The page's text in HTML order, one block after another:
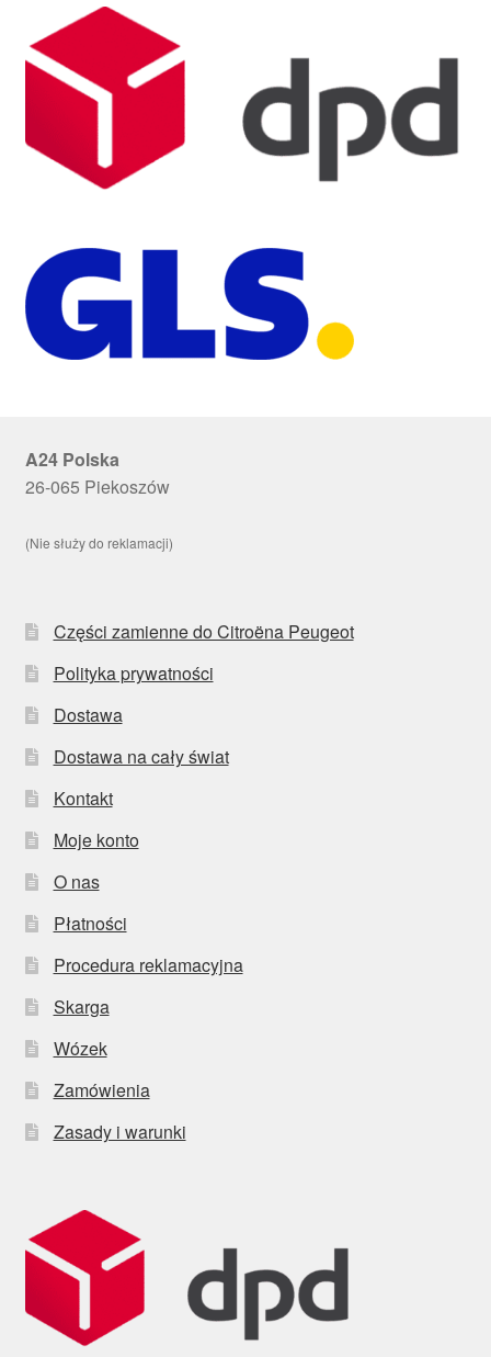
A24 Polska
26-065 Piekoszów
(Nie służy do reklamacji)
Części zamienne do Citroëna Peugeot
Polityka prywatności
Dostawa
Dostawa na cały świat
Kontakt
Moje konto
O nas
Płatności
Procedura reklamacyjna
Skarga
Wózek
Zamówienia
Zasady i warunki